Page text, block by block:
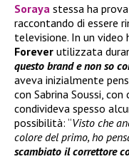
Soraya stessa ha
raccontando di essere
televisione. In un
Forever utilizzata
questo brand e non so
aveva inizialmente
con Sabrina Soussi,
condivideva spesso
possibilità: “Visto che
colore del primo, ho
scambiato il correttore